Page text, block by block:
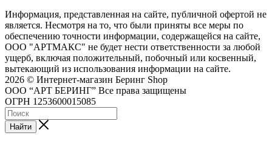
Информация, представленная на сайте, публичной офертой не
является. Несмотря на то, что были приняты все меры по
обеспечению точности информации, содержащейся на сайте,
ООО "АРТМАКС" не будет нести ответственности за любой
ущерб, включая положительный, побочный или косвенный,
вытекающий из использования информации на сайте.
2026 © Интернет-магазин Беринг Shop
ООО “АРТ БЕРИНГ” Все права защищены
ОГРН 1253600015085
Найти